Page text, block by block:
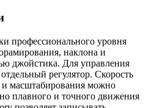
профессионального уровня
наклона и
джойстика. Для управления
регулятор. Скорость
масштабирования можно
плавного и точного движения